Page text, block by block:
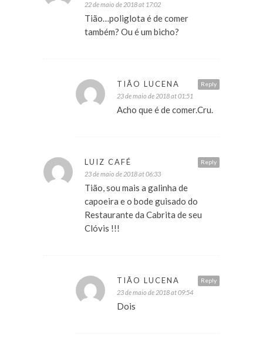
22 de maio de 2018 at 17:02
Tião…poliglota é de comer
também? Ou é um bicho?
Reply
TIÃO LUCENA
23 de maio de 2018 at 01:51
Acho que é de comer.Cru.
Reply
LUIZ CAFÉ
23 de maio de 2018 at 06:33
Tião, sou mais a galinha de
capoeira e o bode guisado do
Restaurante da Cabrita de seu
Clóvis !!!
Reply
TIÃO LUCENA
23 de maio de 2018 at 09:54
Dois